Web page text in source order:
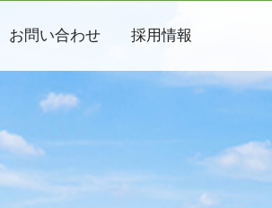
お問い合わせ 採用情報